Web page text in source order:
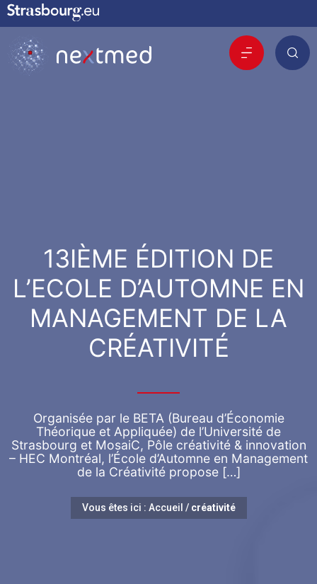
13IÈME ÉDITION DE
L’ECOLE D’AUTOMNE EN
MANAGEMENT DE LA
CRÉATIVITÉ
Organisée par le BETA (Bureau d’Économie
Théorique et Appliquée) de l’Université de
Strasbourg et MosaiC, Pôle créativité & innovation
– HEC Montréal, l’École d’Automne en Management
de la Créativité propose […]
Vous êtes ici : Accueil / créativité